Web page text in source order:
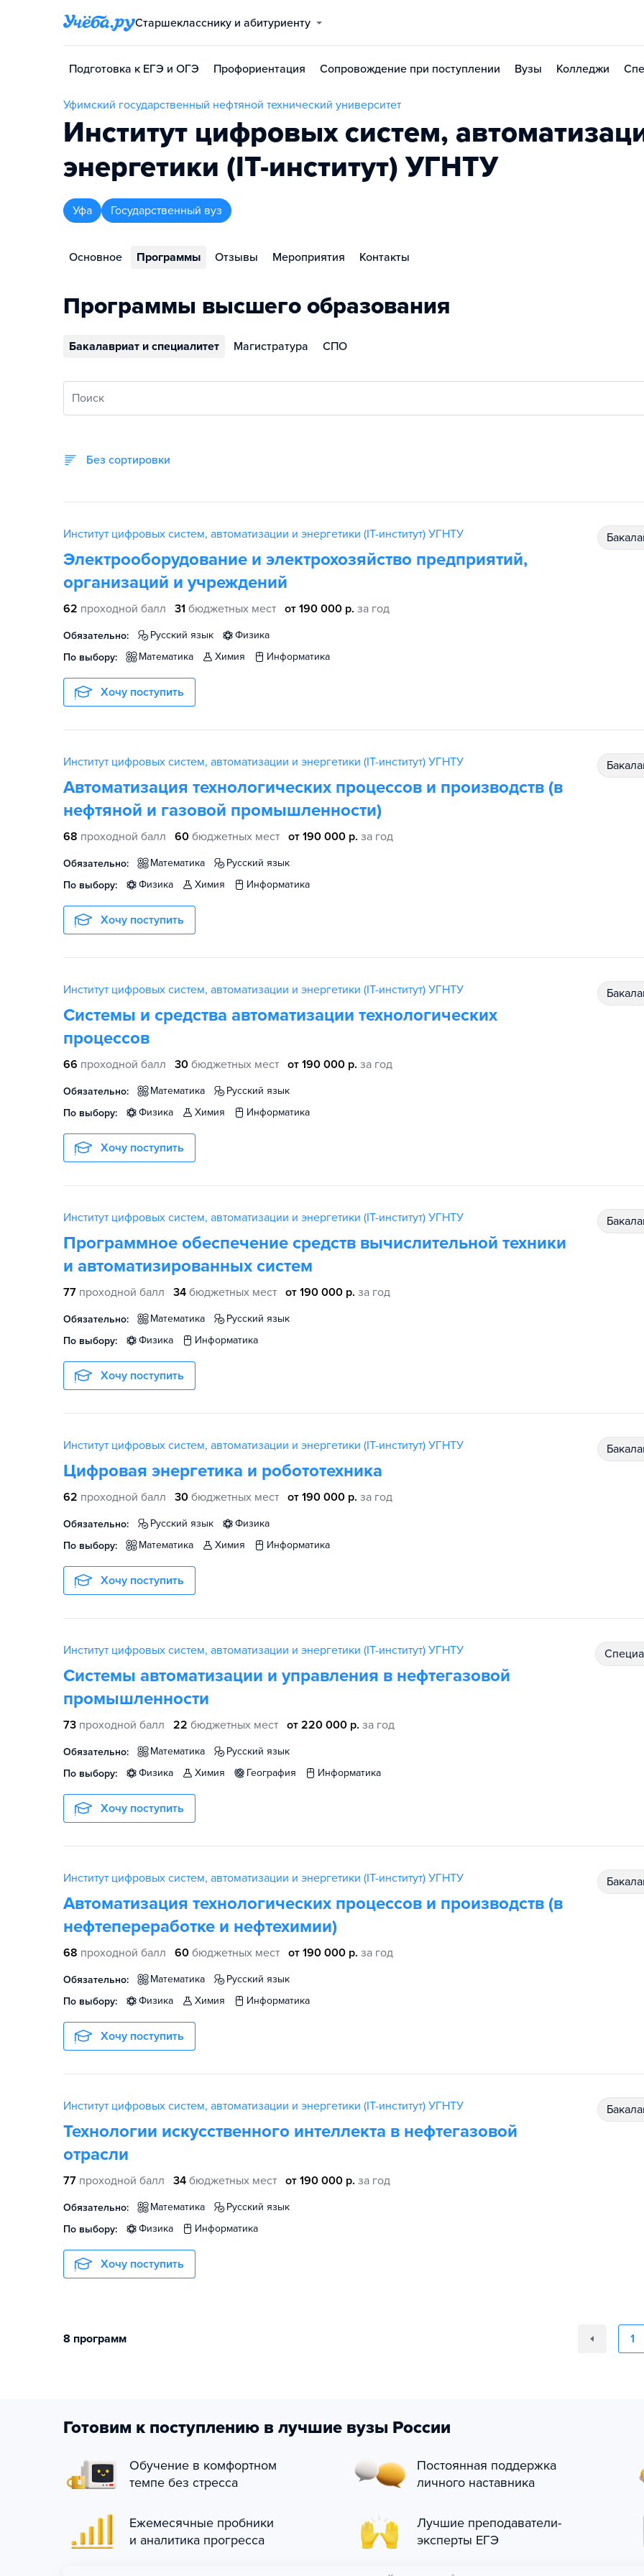
Старшекласснику и абитуриенту
Подготовка к ЕГЭ и ОГЭ Профориентация Сопровождение при поступлении Вузы Колледжи
Уфимский государственный нефтяной технический университет
Институт цифровых систем,
энергетики (IT-институт) УГНТУ
Уфа Государственный вуз
Основное Программы Отзывы Мероприятия Контакты
Программы высшего образования
Бакалавриат и специалитет Магистратура СПО
Поиск
Без сортировки
Институт цифровых систем, автоматизации и энергетики (IT-институт) УГНТУ
Электрооборудование и электрохозяйство предприятий,
организаций и учреждений
62 проходной балл 31 бюджетных мест от 190 000 р. за год
Обязательно: русский язык
физика
По выбору:
математика химия информатика
Хочу поступить
Институт цифровых систем, автоматизации и энергетики (IT-институт) УГНТУ
Автоматизация технологических процессов и производств (в
нефтяной и газовой промышленности)
68 проходной балл 60 бюджетных мест от 190 000 р. за год
Обязательно: математика
русский язык
По выбору:
физика химия информатика
Хочу поступить
Институт цифровых систем, автоматизации и энергетики (IT-институт) УГНТУ
Системы и средства автоматизации технологических
процессов
66 проходной балл 30 бюджетных мест от 190 000 р. за год
Обязательно: математика
русский язык
По выбору:
физика химия информатика
Хочу поступить
Институт цифровых систем, автоматизации и энергетики (IT-институт) УГНТУ
Программное обеспечение средств вычислительной техники
и автоматизированных систем
77 проходной балл 34 бюджетных мест от 190 000 р. за год
Обязательно: математика
русский язык
По выбору:
физика информатика
Хочу поступить
Институт цифровых систем, автоматизации и энергетики (IT-институт) УГНТУ
Цифровая энергетика и робототехника
62 проходной балл 30 бюджетных мест от 190 000 р. за год
Обязательно: русский язык
физика
По выбору:
математика химия информатика
Хочу поступить
Институт цифровых систем, автоматизации и энергетики (IT-институт) УГНТУ
Системы автоматизации и управления в нефтегазовой
промышленности
73 проходной балл 22 бюджетных мест от 220 000 р. за год
Обязательно: математика
русский язык
По выбору:
физика химия география информатика
Хочу поступить
Институт цифровых систем, автоматизации и энергетики (IT-институт) УГНТУ
Автоматизация технологических процессов и производств (в
нефтепереработке и нефтехимии)
68 проходной балл 60 бюджетных мест от 190 000 р. за год
Обязательно: математика
русский язык
По выбору:
физика химия информатика
Хочу поступить
Институт цифровых систем, автоматизации и энергетики (IT-институт) УГНТУ
Технологии искусственного интеллекта в нефтегазовой
отрасли
77 проходной балл 34 бюджетных мест от 190 000 р. за год
Обязательно: математика
русский язык
По выбору:
физика информатика
Хочу поступить
8 программ 1
Готовим к поступлению в лучшие вузы России
Обучение в комфортном
темпе без стресса
Постоянная поддержка
личного наставника
Ежемесячные пробники
и аналитика прогресса
Лучшие преподаватели-
эксперты ЕГЭ